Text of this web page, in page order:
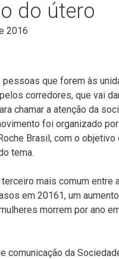
do útero
2016
que forem às
corredores, que vai
chamar a atenção da
foi organizado
Brasil, com o
tema.
mais comum
em 20161, um
morrem por ano
comunicação da